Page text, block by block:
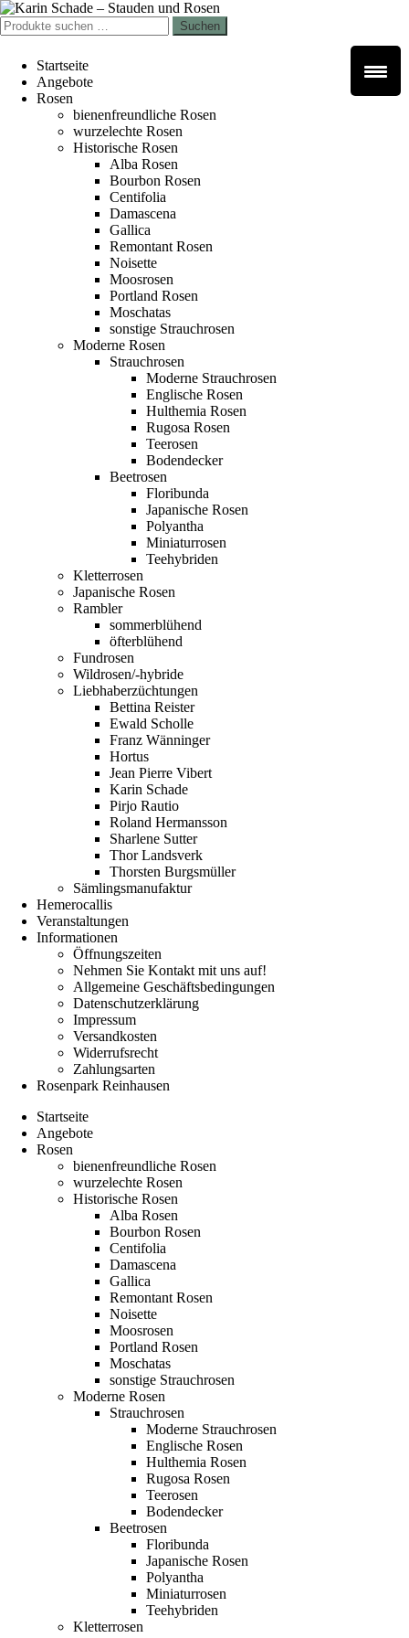
Zur
Navigation
springen
Zum
Inhalt
springen
Suchen
nach:
Suchen
Startseite
Angebote
Rosen
bienenfreundliche Rosen
wurzelechte Rosen
Historische Rosen
Alba Rosen
Bourbon Rosen
Centifolia
Damascena
Gallica
Remontant Rosen
Noisette
Moosrosen
Portland Rosen
Moschatas
sonstige Strauchrosen
Moderne Rosen
Strauchrosen
Moderne Strauchrosen
Englische Rosen
Hulthemia Rosen
Rugosa Rosen
Teerosen
Bodendecker
Beetrosen
Floribunda
Japanische Rosen
Polyantha
Miniaturrosen
Teehybriden
Kletterrosen
Japanische Rosen
Rambler
sommerblühend
öfterblühend
Fundrosen
Wildrosen/-hybride
Liebhaberzüchtungen
Bettina Reister
Ewald Scholle
Franz Wänninger
Hortus
Jean Pierre Vibert
Karin Schade
Pirjo Rautio
Roland Hermansson
Sharlene Sutter
Thor Landsverk
Thorsten Burgsmüller
Sämlingsmanufaktur
Hemerocallis
Veranstaltungen
Informationen
Öffnungszeiten
Nehmen Sie Kontakt mit uns auf!
Allgemeine Geschäftsbedingungen
Datenschutzerklärung
Impressum
Versandkosten
Widerrufsrecht
Zahlungsarten
Rosenpark Reinhausen
Startseite
Angebote
Rosen
bienenfreundliche Rosen
wurzelechte Rosen
Historische Rosen
Alba Rosen
Bourbon Rosen
Centifolia
Damascena
Gallica
Remontant Rosen
Noisette
Moosrosen
Portland Rosen
Moschatas
sonstige Strauchrosen
Moderne Rosen
Strauchrosen
Moderne Strauchrosen
Englische Rosen
Hulthemia Rosen
Rugosa Rosen
Teerosen
Bodendecker
Beetrosen
Floribunda
Japanische Rosen
Polyantha
Miniaturrosen
Teehybriden
Kletterrosen